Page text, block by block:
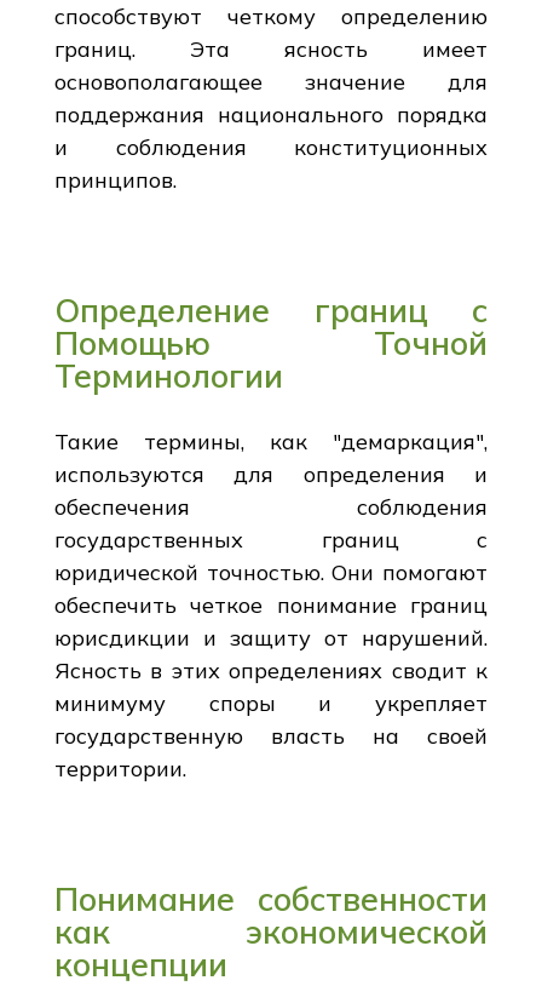
способствуют четкому определению
границ. Эта ясность имеет
основополагающее значение для
поддержания национального порядка
и соблюдения конституционных
принципов.
Определение границ с
Помощью Точной
Терминологии
Такие термины, как "демаркация",
используются для определения и
обеспечения соблюдения
государственных границ с
юридической точностью. Они помогают
обеспечить четкое понимание границ
юрисдикции и защиту от нарушений.
Ясность в этих определениях сводит к
минимуму споры и укрепляет
государственную власть на своей
территории.
Понимание собственности
как экономической
концепции